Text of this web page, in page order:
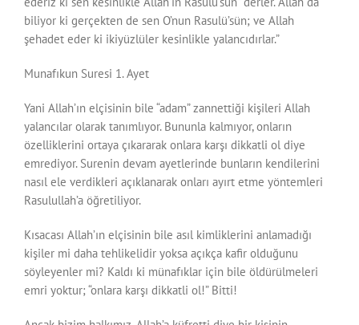
biliyor ki gerçekten de sen O’nun Rasulü’sün; ve Allah
şehadet eder ki ikiyüzlüler kesinlikle yalancıdırlar.”
Munafıkun Suresi 1. Ayet
Yani Allah’ın elçisinin bile “adam” zannettiği kişileri Allah
yalancılar olarak tanımlıyor. Bununla kalmıyor, onların
özelliklerini ortaya çıkararak onlara karşı dikkatli ol diye
emrediyor. Surenin devam ayetlerinde bunların kendilerini
nasıl ele verdikleri açıklanarak onları ayırt etme yöntemleri
Rasulullah’a öğretiliyor.
Kısacası Allah’ın elçisinin bile asıl kimliklerini anlamadığı
kişiler mi daha tehlikelidir yoksa açıkça kafir olduğunu
söyleyenler mi? Kaldı ki münafıklar için bile öldürülmeleri
emri yoktur; “onlara karşı dikkatli ol!” Bitti!